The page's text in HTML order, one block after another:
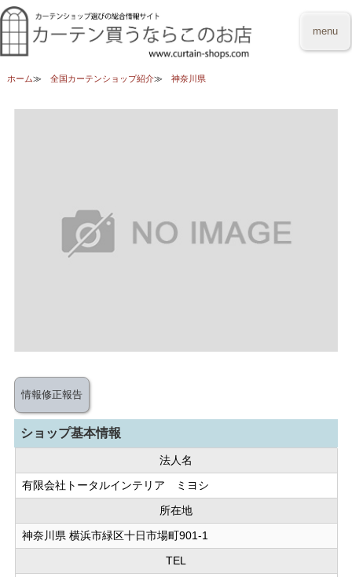
menu
ホーム 全国カーテンショップ紹介 神奈川県
情報修正報告
ショップ基本情報
法人名
有限会社トータルインテリア ミヨシ
所在地
神奈川県 横浜市緑区十日市場町901-1
TEL